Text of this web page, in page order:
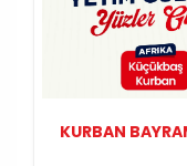
KURBAN